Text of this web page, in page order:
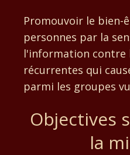
Promouvoir le bien-
personnes par la
l'information contre
récurrentes qui
parmi les groupes
Objectives
la